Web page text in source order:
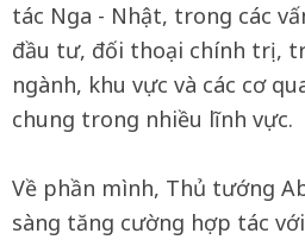
tác Nga - Nhật, trong các
đầu tư, đối thoại chính trị,
ngành, khu vực và các cơ
chung trong nhiều lĩnh vực.
Về phần mình, Thủ tướng
sàng tăng cường hợp tác